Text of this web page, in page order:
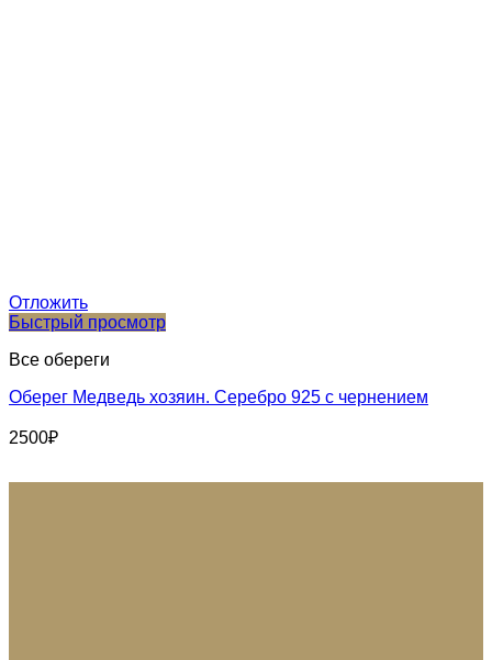
Отложить
Быстрый просмотр
Все обереги
Оберег Медведь хозяин. Серебро 925 с чернением
2500₽